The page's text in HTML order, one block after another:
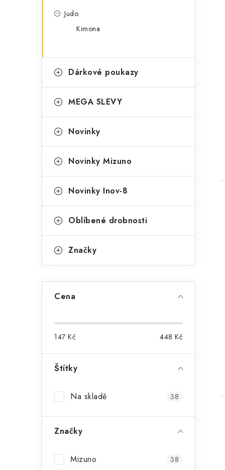
Judo
Kimona
Dárkové poukazy
MEGA SLEVY
Novinky
Novinky Mizuno
Novinky Inov-8
Oblíbené drobnosti
Značky
Cena
147 Kč 448 Kč
Štítky
Na skladě 38
Značky
Mizuno 38